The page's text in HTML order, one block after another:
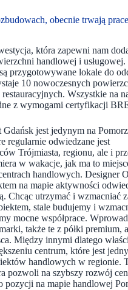
obecnie trwają
która zapewni nam
handlowej i usługowej.
przygotowywane lokale do
10 nowoczesnych
Wszystkie na
z wymogami certyfikacji
Gdańsk jest jedynym na
regularnie odwiedzane jest
Trójmiasta, regionu, ale i
w wakacje, jak ma to
handlowych. Designer
na mapie aktywności
Chcąc utrzymać i wzmacniać
stale budujemy i
mocne współprace.
także te z półki premium,
Między innymi dlatego
centrum, które jest
handlowych w regionie.
pozwoli na szybszy rozwój
pozycji na mapie handlowej